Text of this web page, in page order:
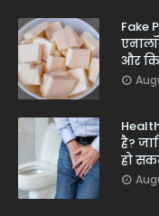
Fake
और
है?
हो